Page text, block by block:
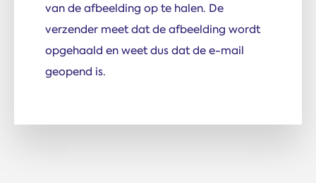
van de afbeelding op te halen. De
verzender meet dat de afbeelding wordt
opgehaald en weet dus dat de e-mail
geopend is.